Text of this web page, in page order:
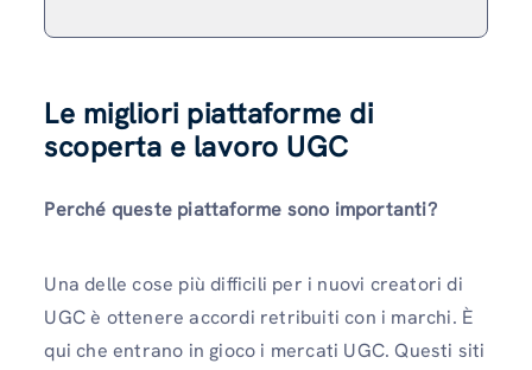
Le migliori piattaforme di
scoperta e lavoro UGC
Perché queste piattaforme sono importanti?
Una delle cose più difficili per i nuovi creatori di
UGC è ottenere accordi retribuiti con i marchi. È
qui che entrano in gioco i mercati UGC. Questi siti